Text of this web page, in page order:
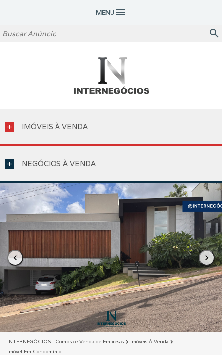
MENUmenu
search
add IMÓVEIS À VENDA
add NEGÓCIOS À VENDA
chevron_left chevron_right
INTERNEGÓCIOS - Compra e Venda de Empresas chevron_right Imóveis À Venda chevron_right
Imóvel Em Condomínio